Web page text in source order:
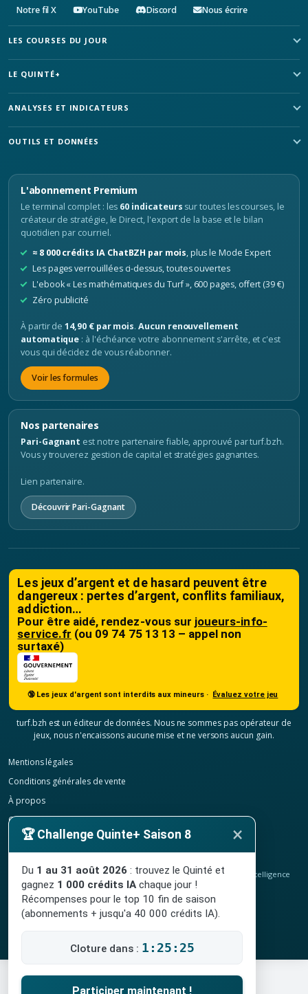
Notre fil X YouTube Discord Nous écrire
LES COURSES DU JOUR
LE QUINTÉ+
ANALYSES ET INDICATEURS
OUTILS ET DONNÉES
L'abonnement Premium
Le terminal complet : les 60 indicateurs sur toutes les courses, le
créateur de stratégie, le Direct, l'export de la base et le bilan
quotidien par courriel.
≈ 8 000 crédits IA ChatBZH par mois, plus le Mode Expert
Les pages verrouillées ci-dessus, toutes ouvertes
L'ebook « Les mathématiques du Turf », 600 pages, offert (39 €)
Zéro publicité
À partir de14,90 € par mois.Aucun renouvellement
automatique : à l'échéance votre abonnement s'arrête, et c'est
vous qui décidez de vous réabonner.
Voir les formules
Nos partenaires
Pari-Gagnant est notre partenaire fiable, approuvé par turf.bzh.
Vous y trouverez gestion de capital et stratégies gagnantes.
Lien partenaire.
Découvrir Pari-Gagnant
Les jeux d’argent et de hasard peuvent être
dangereux : pertes d’argent, conflits familiaux,
addiction…
Pour être aidé, rendez-vous sur joueurs-info-
service.fr (ou 09 74 75 13 13 – appel non
surtaxé)
🔞 Les jeux d'argent sont interdits aux mineurs · Évaluez votre jeu
turf.bzh est un éditeur de données. Nous ne sommes pas opérateur de
jeux, nous n'encaissons aucune mise et ne versons aucun gain.
Mentions légales
Conditions générales de vente
À propos
Contact
Confidentialité
© 2020-2026 TURF.bzh , analyses hippiques, classement ELO et intelligence
artificielle.
Site indépendant, sans lien avec le PMU. Jeu interdit aux mineurs.
🏆 Challenge Quinte+ Saison 8 ×
Du 1 au 31 août 2026 : trouvez le Quinté et
gagnez 1 000 crédits IA chaque jour !
Récompenses pour le top 10 fin de saison
(abonnements + jusqu'a 40 000 crédits IA).
Cloture dans : 1:25:25
Participer maintenant !